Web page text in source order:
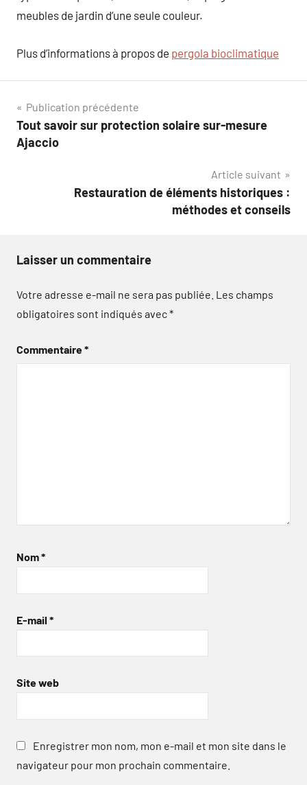
meubles de jardin d’une seule couleur.
Plus d’informations à propos de pergola bioclimatique
Navigation
de
Publication précédente
Tout savoir sur protection solaire sur-mesure
Ajaccio
Article suivant
Restauration de éléments historiques :
méthodes et conseils
Laisser un commentaire
Votre adresse e-mail ne sera pas publiée. Les champs
obligatoires sont indiqués avec*
Commentaire*
Nom*
E-mail *
Site web
Enregistrer mon nom, mon e-mail et mon site dans le
navigateur pour mon prochain commentaire.